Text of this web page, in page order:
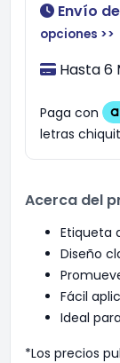
Envío
opciones >>
Hasta 6
Acerca del
Etiqueta
Diseño
Fácil
Ideal
*Los precios